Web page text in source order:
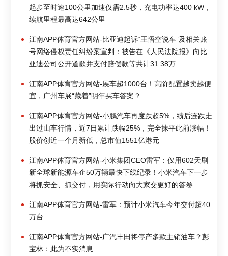
起步至时速100公里加速仅需2.5秒，充电功率达400 kW，
续航里程最高达642公里
江南APP体育官方网站-比亚迪起诉“王悟空说车”及相关账
号网络侵权责任纠纷案宣判：被告在《人民法院报》向比
亚迪公司公开道歉并支付赔偿款等共计31.38万
江南APP体育官方网站-展车超1000台！高阶配置越卖越便
宜，广州车展“藏着”明年买车答案？
江南APP体育官方网站-小鹏汽车再度跌超5%，绩后连跌走
出过山车行情，近7日累计跌幅25%，完全抹平此前涨幅！
股价创近一个月新低，总市值1551亿港元
江南APP体育官方网站-小米集团CEO雷军：仅用602天刷
新全球新能源车企50万辆最快下线纪录！小米汽车下一步
将抓安全、抓交付，用实际行动向大家交更好的答卷
江南APP体育官方网站-雷军：预计小米汽车今年交付超40
万台
江南APP体育官方网站-广汽丰田将停产多款主销油车？彭
宝林：此为不实消息